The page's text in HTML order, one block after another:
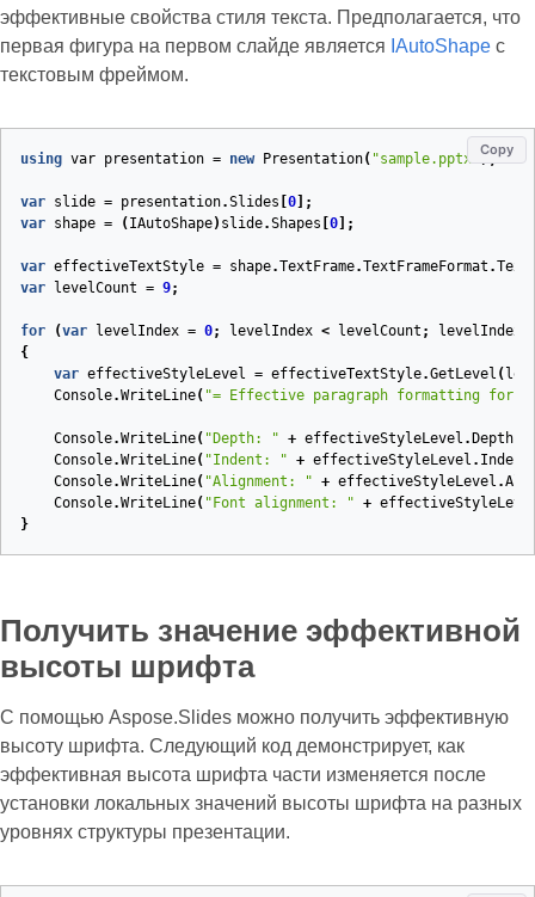
эффективные свойства стиля текста. Предполагается, что
первая фигура на первом слайде является IAutoShape с
текстовым фреймом.
Copy
using var presentation = new Presentation( "sample.pptx");
var slide = presentation.Slides 0 ];
var shape = ( IAutoShape) slide.Shapes 0 ];
var effectiveTextStyle = shape.TextFrame.TextFrameFormat .
var
levelCount = 9;
for (var levelIndex = 0; levelIndex < levelCount ; levelIndex
{
var effectiveStyleLevel = effectiveTextStyle.GetLevel (
Console.WriteLine( "= Effective paragraph formatting for
Console.WriteLine( "Depth: " + effectiveStyleLevel . Depth
Console.WriteLine( "Indent: " + effectiveStyleLevel . Indent
Console.WriteLine( "Alignment: " + effectiveStyleLevel .
Console.WriteLine( "Font alignment: " +
}
Получить значение эффективной
высоты шрифта
С помощью Aspose.Slides можно получить эффективную
высоту шрифта. Следующий код демонстрирует, как
эффективная высота шрифта части изменяется после
установки локальных значений высоты шрифта на разных
уровнях структуры презентации.